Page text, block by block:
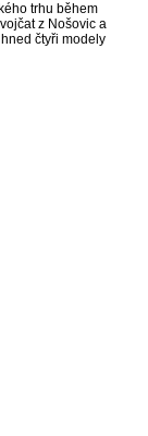
trhu během
z Nošovic a
čtyři modely